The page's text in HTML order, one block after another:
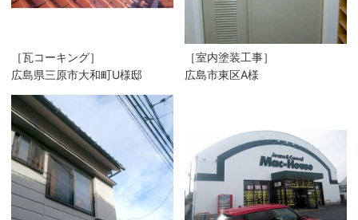
［瓦コーキング］
広島県三原市大和町U様邸
［室内塗装工事］
広島市東区A様